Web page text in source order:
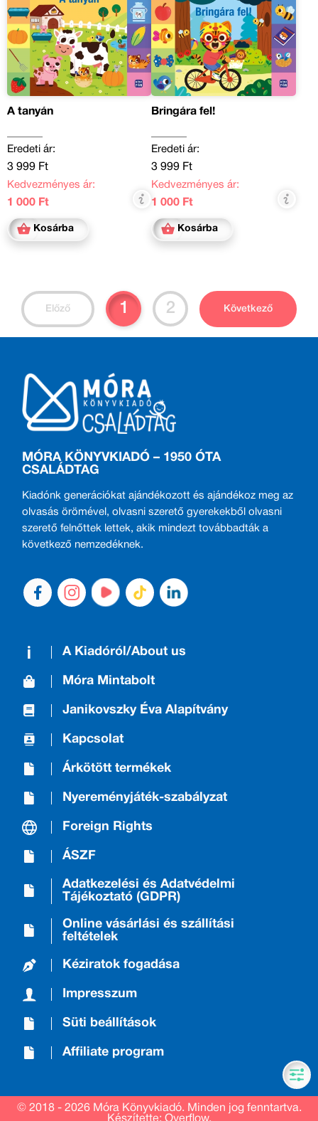
A tanyán
Eredeti ár:
3 999 Ft
Kedvezményes ár:
1 000 Ft
Kosárba
Bringára fel!
Eredeti ár:
3 999 Ft
Kedvezményes ár:
1 000 Ft
Kosárba
Előző 1 2 Következő
MÓRA KÖNYVKIADÓ – 1950 ÓTA
CSALÁDTAG
Kiadónk generációkat ajándékozott és ajándékoz meg az
olvasás örömével, olvasni szerető gyerekekből olvasni
szerető felnőttek lettek, akik mindezt továbbadták a
következő nemzedéknek.
A Kiadóról/About us
Móra Mintabolt
Janikovszky Éva Alapítvány
Kapcsolat
Árkötött termékek
Nyereményjáték-szabályzat
Foreign Rights
ÁSZF
Adatkezelési és Adatvédelmi
Tájékoztató (GDPR)
Online vásárlási és szállítási
feltételek
Kéziratok fogadása
Impresszum
Süti beállítások
Affiliate program
© 2018 - 2026 Móra Könyvkiadó. Minden jog fenntartva.
Készítette: Overflow.